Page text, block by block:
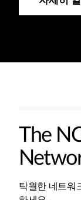
The
탁월한 네트워